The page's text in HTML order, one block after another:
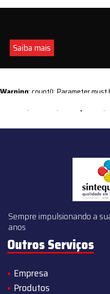
Saiba mais
Warning: count(): Parameter
content/themes/sintequimica/
Sempre impulsionando a
anos
Outros Serviços
Empresa
Produtos